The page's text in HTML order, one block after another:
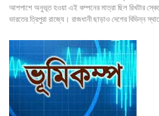
আশপাশে অনুভূত হওয়া এই কম্পনের মাত্রা ছিল রিখটার
ভারতের ত্রিপুরা রাজ্যে। রাজধানী ছাড়াও দেশের বিভিন্ন